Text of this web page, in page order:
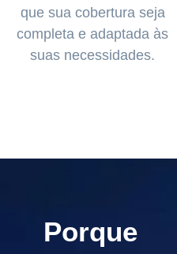
que sua cobertura seja
completa e adaptada às
suas necessidades.
Porque